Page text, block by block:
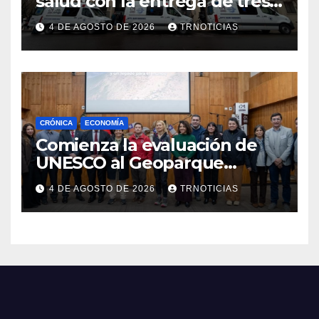
nuevas ambulancias para
Cauquenes y Sagrada Familia
4 DE AGOSTO DE 2026 TRNOTICIAS
CRÓNICA ECONOMÍA
Comienza la evaluación de
UNESCO al Geoparque
Aspirante Pillanmapu en el
Maule
4 DE AGOSTO DE 2026 TRNOTICIAS